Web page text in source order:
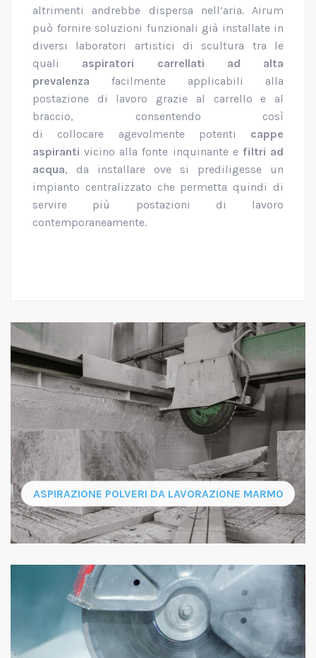
altrimenti andrebbe dispersa nell’aria. Airum
può fornire soluzioni funzionali già installate in
diversi laboratori artistici di scultura tra le
quali
aspiratori carrellati ad alta
prevalenza
facilmente applicabili alla
postazione di lavoro grazie al carrello e al
braccio, consentendo così
di collocare agevolmente potenti cappe
aspiranti vicino alla fonte inquinante e filtri ad
acqua, da installare ove si prediligesse un
impianto centralizzato che permetta quindi di
servire più postazioni di lavoro
contemporaneamente.
ASPIRAZIONE POLVERI DA LAVORAZIONE MARMO